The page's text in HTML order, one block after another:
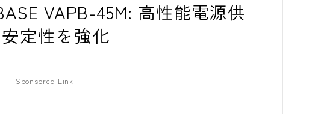
VAPB-45M: 高性能電源供
定性を強化
Sponsored Link